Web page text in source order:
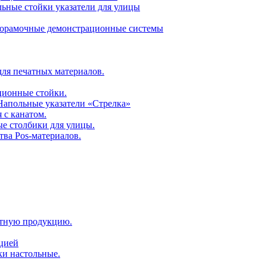
стойки указатели для улицы
демонстрационные системы
печатных материалов.
стойки.
указатели «Стрелка»
канатом.
столбики для улицы.
Pos-материалов.
продукцию.
настольные.